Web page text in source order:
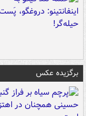
برگزیده عکس